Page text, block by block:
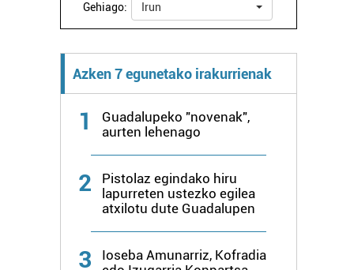
Gehiago: Irun
Azken 7 egunetako irakurrienak
1
Guadalupeko "novenak",
aurten lehenago
2
Pistolaz egindako hiru
lapurreten ustezko egilea
atxilotu dute Guadalupen
3
Ioseba Amunarriz, Kofradia